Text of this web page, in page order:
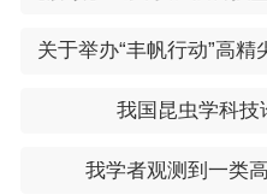
关于举办“丰帆行动”高
我国昆虫学科技
我学者观测到一类